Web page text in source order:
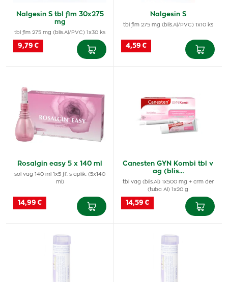
Nalgesin S tbl flm 30x275
mg
tbl flm 275 mg (blis.Al/PVC) 1x30 ks
9,79 €
Nalgesin S
tbl flm 275 mg (blis.Al/PVC) 1x10 ks
4,59 €
Rosalgin easy 5 x 140 ml
sol vag 140 ml 1x5 fľ. s aplik. (5x140
ml)
14,99 €
Canesten GYN Kombi tbl v
ag (blis…
tbl vag (blis.Al) 1x500 mg + crm der
(tuba Al) 1x20 g
14,59 €